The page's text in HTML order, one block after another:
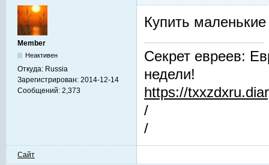
Member
Неактивен
Откуда: Russia
Зарегистрирован: 2014-12-14
Сообщений: 2,373
Купить маленькие
Секрет евреев:
недели!
https://
/
/
Сайт